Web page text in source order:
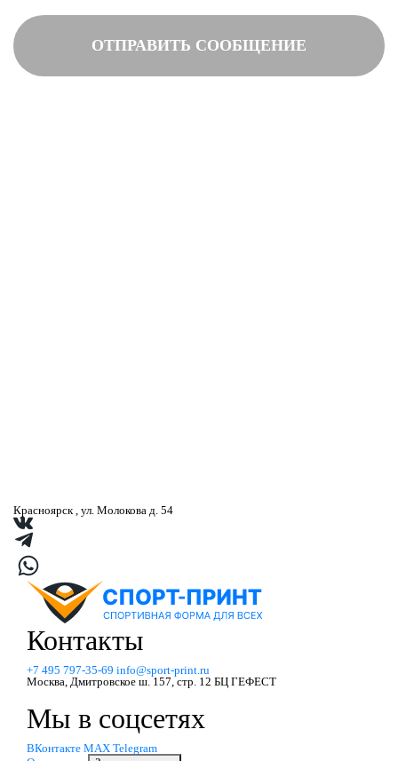
Гандбол
Фотоальбом
Блог
Контакты
ОТПРАВИТЬ СООБЩЕНИЕ
Красноярск , ул. Молокова д. 54
Контакты
+7 495 797‑35-69 info@sport-print.ru
Москва, Дмитровское ш. 157, стр. 12 БЦ ГЕФЕСТ
Мы в соцсетях
ВКонтакте MAX Telegram